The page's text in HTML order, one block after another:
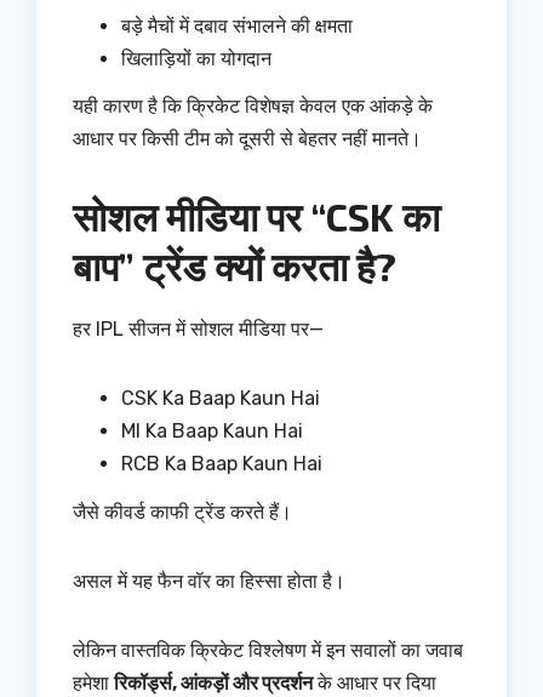
बड़े मैचों में दबाव संभालने की क्षमता
खिलाड़ियों का योगदान
यही कारण है कि क्रिकेट विशेषज्ञ केवल एक आंकड़े के
आधार पर किसी टीम को दूसरी से बेहतर नहीं मानते।
सोशल मीडिया पर “CSK का
बाप” ट्रेंड क्यों करता है?
हर IPL सीजन में सोशल मीडिया पर—
CSK Ka Baap Kaun Hai
MI Ka Baap Kaun Hai
RCB Ka Baap Kaun Hai
जैसे कीवर्ड काफी ट्रेंड करते हैं।
असल में यह फैन वॉर का हिस्सा होता है।
लेकिन वास्तविक क्रिकेट विश्लेषण में इन सवालों का जवाब
हमेशारिकॉर्ड्स, आंकड़ों और प्रदर्शनके आधार पर दिया